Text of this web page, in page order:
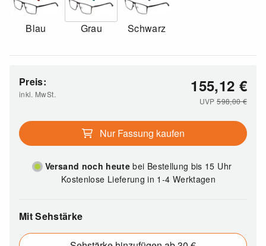
Blau Grau Schwarz
Preis:
inkl. MwSt. 155,12 €
UVP598,00€
Nur Fassung kaufen
Versand noch heutebei Bestellung bis 15 Uhr
Kostenlose Lieferung in 1-4 Werktagen
Mit Sehstärke